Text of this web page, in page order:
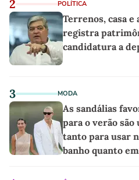
2 POLÍTICA
Terrenos, casa
registra
candidatura a
3 MODA
As sandálias
para o verão
tanto para usar
banho quanto